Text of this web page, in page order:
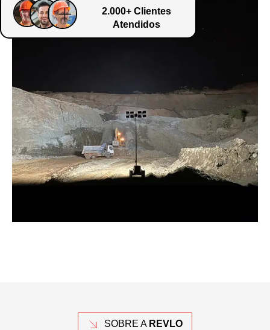
2.000+ Clientes
Atendidos
SOBRE A REVLO